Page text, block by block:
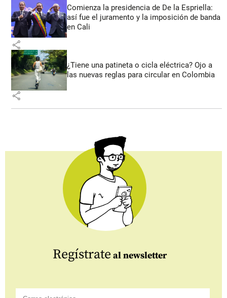
Comienza la presidencia de De la Espriella:
así fue el juramento y la imposición de banda
en Cali
share
¿Tiene una patineta o cicla eléctrica? Ojo a
las nuevas reglas para circular en Colombia
share
Regístrate al newsletter